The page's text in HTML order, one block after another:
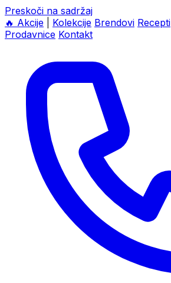
Preskoči na sadržaj
🔥 Akcije Kolekcije Brendovi Recepti
Prodavnice Kontakt